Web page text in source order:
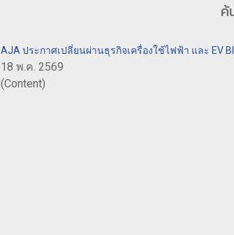
ค้
AJA ประกาศเปลี่ยนผ่านธุรกิจเครื่องใช้ไฟฟ้า และ EV
18 พ.ค. 2569
(Content)